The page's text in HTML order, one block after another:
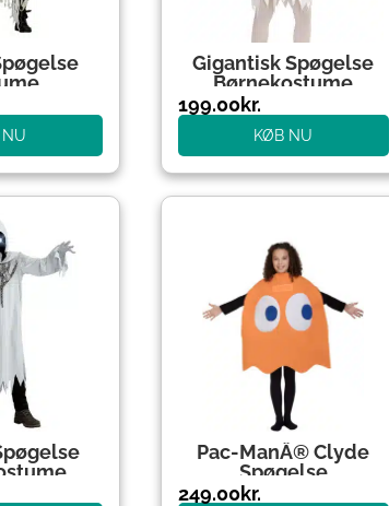
Gigantisk Spøgelse
Børnekostume
199.00kr.
KØB NU
Pac-ManÂ® Clyde
Spøgelse
Børnekostume
249.00kr.